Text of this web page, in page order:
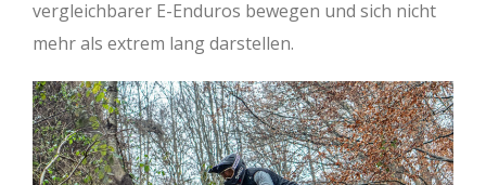
vergleichbarer E-Enduros bewegen und sich nicht
mehr als extrem lang darstellen.